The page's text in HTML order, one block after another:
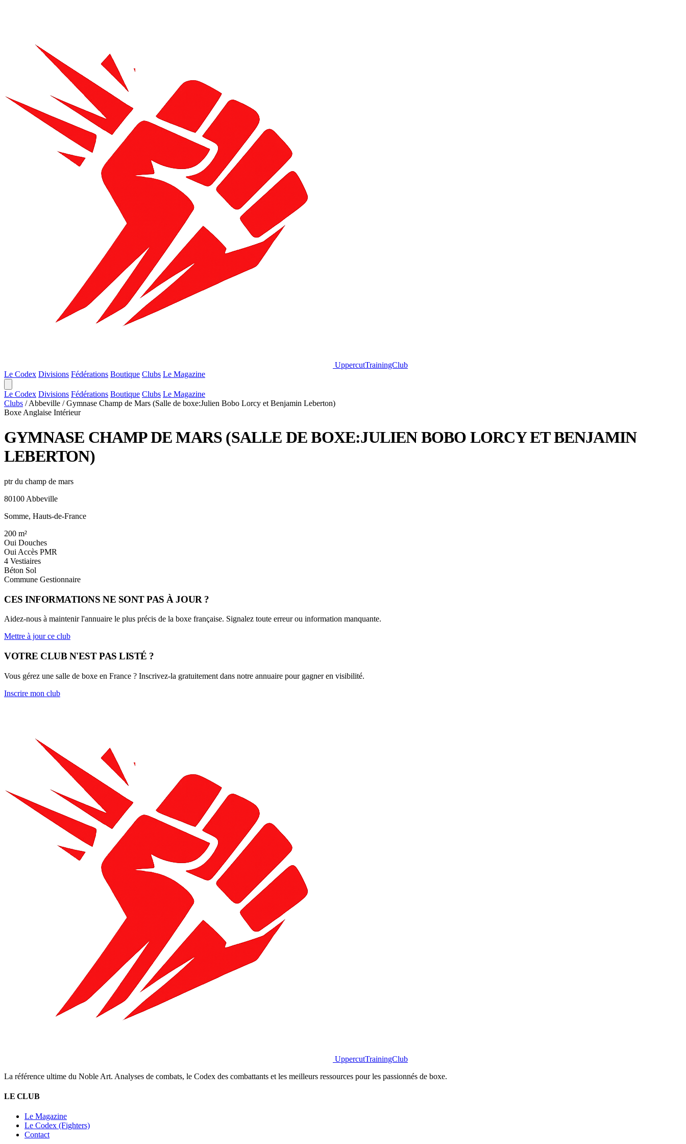
UppercutTrainingClub
Le Codex Divisions Fédérations Boutique Clubs Le Magazine
Le Codex Divisions Fédérations Boutique Clubs Le Magazine
Clubs / Abbeville / Gymnase Champ de Mars (Salle de boxe:Julien Bobo Lorcy et Benjamin Leberton)
Boxe Anglaise Intérieur
GYMNASE CHAMP DE MARS (SALLE DE BOXE:JULIEN BOBO LORCY ET BENJAMIN
LEBERTON)
ptr du champ de mars
80100 Abbeville
Somme, Hauts-de-France
200 m²
Oui Douches
Oui Accès PMR
4 Vestiaires
Béton Sol
Commune Gestionnaire
CES INFORMATIONS NE SONT PAS À JOUR ?
Aidez-nous à maintenir l'annuaire le plus précis de la boxe française. Signalez toute erreur ou information manquante.
Mettre à jour ce club
VOTRE CLUB N'EST PAS LISTÉ ?
Vous gérez une salle de boxe en France ? Inscrivez-la gratuitement dans notre annuaire pour gagner en visibilité.
Inscrire mon club
UppercutTrainingClub
La référence ultime du Noble Art. Analyses de combats, le Codex des combattants et les meilleurs ressources pour les passionnés de boxe.
LE CLUB
Le Magazine
Le Codex (Fighters)
Contact